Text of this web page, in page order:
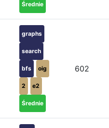
Średnie
graphs
search
bfs oig
2 e2
Średnie
602